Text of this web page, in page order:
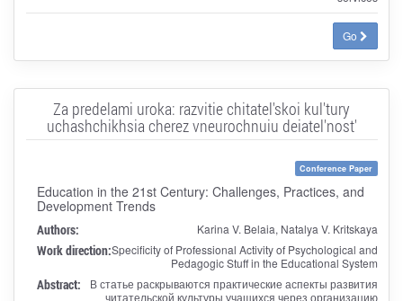
Go
Za predelami uroka: razvitie chitatel'skoi kul'tury
uchashchikhsia cherez vneurochnuiu deiatel'nost'
Conference Paper
Education in the 21st Century: Challenges, Practices, and
Development Trends
Authors: Karina V. Belaia, Natalya V. Kritskaya
Work direction:Specificity of Professional Activity of Psychological and
Pedagogic Stuff in the Educational System
Abstract:
В статье раскрываются практические аспекты развития
читательской культуры учащихся через организацию